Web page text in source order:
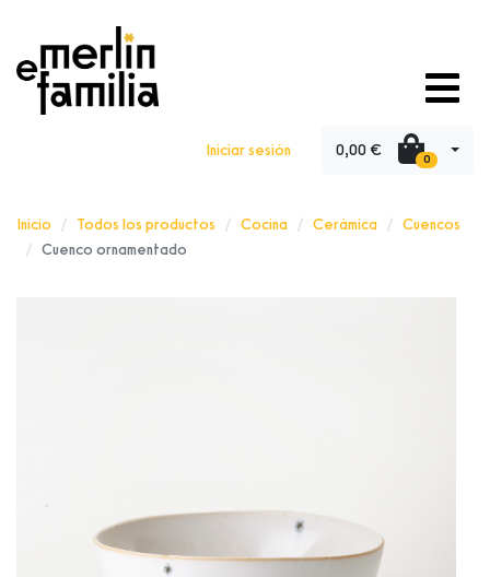
Iniciar sesión 0,00 € 0
Inicio Todos los productos Cocina Cerámica
Cuencos
Cuenco ornamentado